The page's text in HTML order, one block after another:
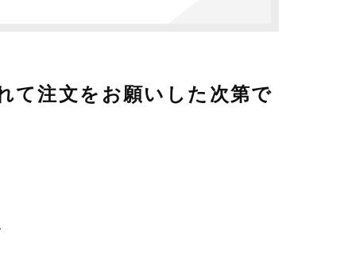
て注文をお願いした次第で